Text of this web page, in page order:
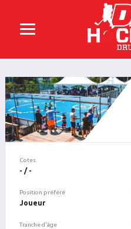
Cotes
- / -
Position préféré
Joueur
Tranche d'âge